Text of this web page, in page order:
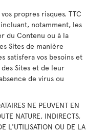
propres risques. TTC
notamment, les
du Contenu ou à la
Sites de manière
satisfera vos besoins et
Sites et de leur
de virus ou
NE PEUVENT EN
NATURE, INDIRECTS,
L'UTILISATION OU DE LA